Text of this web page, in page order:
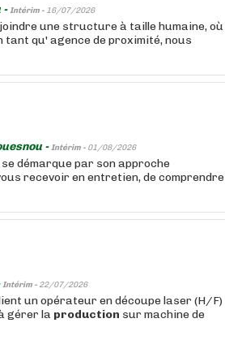
-Intérim - 16/07/2026
une structure à taille humaine, où
qu' agence de proximité, nous
-Intérim - 01/08/2026
démarque par son approche
recevoir en entretien, de comprendre
Intérim - 22/07/2026
un opérateur en découpe laser (H/F)
gérer la production sur machine de